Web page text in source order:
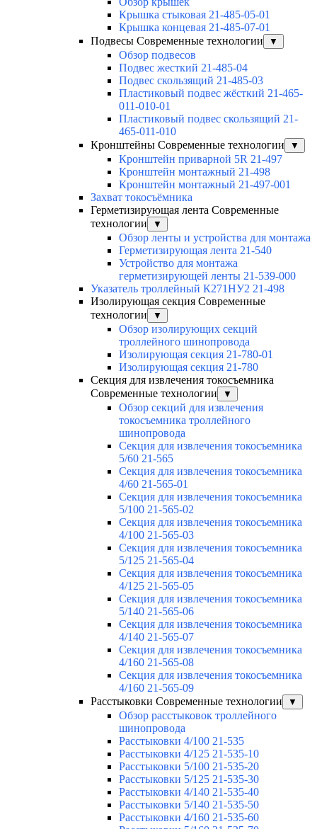
Крышка стыковая 21-485-05-01
Крышка концевая 21-485-07-01
Подвесы Современные технологии
▼
Обзор подвесов
Подвес жесткий 21-485-04
Подвес скользящий 21-485-03
Пластиковый подвес жёсткий 21-465-
011-010-01
Пластиковый подвес скользящий 21-
465-011-010
Кронштейны Современные технологии
▼
Кронштейн приварной 5R 21-497
Кронштейн монтажный 21-498
Кронштейн монтажный 21-497-001
Захват токосъёмника
Герметизирующая лента Современные
технологии
▼
Обзор ленты и устройства для монтажа
Герметизирующая лента 21-540
Устройство для монтажа
герметизирующей ленты 21-539-000
Указатель троллейный К271НУ2 21-498
Изолирующая секция Современные
технологии
▼
Обзор изолирующих секций
троллейного шинопровода
Изолирующая секция 21-780-01
Изолирующая секция 21-780
Секция для извлечения токосъемника
Современные технологии
▼
Обзор секций для извлечения
токосъемника троллейного
шинопровода
Секция для извлечения токосъемника
5/60 21-565
Секция для извлечения токосъемника
4/60 21-565-01
Секция для извлечения токосъемника
5/100 21-565-02
Секция для извлечения токосъемника
4/100 21-565-03
Секция для извлечения токосъемника
5/125 21-565-04
Секция для извлечения токосъемника
4/125 21-565-05
Секция для извлечения токосъемника
5/140 21-565-06
Секция для извлечения токосъемника
4/140 21-565-07
Секция для извлечения токосъемника
4/160 21-565-08
Секция для извлечения токосъемника
4/160 21-565-09
Расстыковки Современные технологии
▼
Обзор расстыковок троллейного
шинопровода
Расстыковки 4/100 21-535
Расстыковки 4/125 21-535-10
Расстыковки 5/100 21-535-20
Расстыковки 5/125 21-535-30
Расстыковки 4/140 21-535-40
Расстыковки 5/140 21-535-50
Расстыковки 4/160 21-535-60